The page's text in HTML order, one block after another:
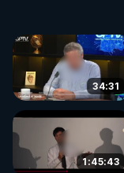
34:31
1:45:43